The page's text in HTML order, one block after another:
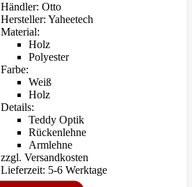
Händler: Otto
Hersteller: Yaheetech
Material:
Holz
Polyester
Farbe:
Weiß
Holz
Details:
Teddy Optik
Rückenlehne
Armlehne
zzgl. Versandkosten
Lieferzeit: 5-6 Werktage